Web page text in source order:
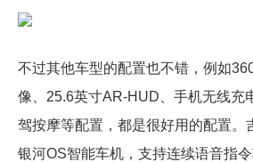
不过其他车型的配置也不错，例如
像、25.6英寸AR-HUD、手机无线充
驾按摩等配置，都是很好用的配置。
银河OS智能车机，支持连续语音指